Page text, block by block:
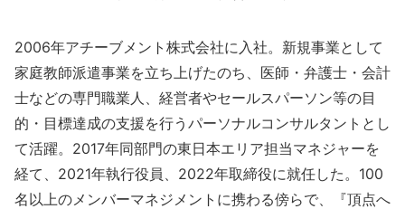
2006年アチーブメント株式会社に入社。新規事業として
家庭教師派遣事業を立ち上げたのち、医師・弁護士・会計
士などの専門職業人、経営者やセールスパーソン等の目
的・目標達成の支援を行うパーソナルコンサルタントとし
て活躍。2017年同部門の東日本エリア担当マネジャーを
経て、2021年執行役員、2022年取締役に就任した。100
名以上のメンバーマネジメントに携わる傍らで、『頂点へ